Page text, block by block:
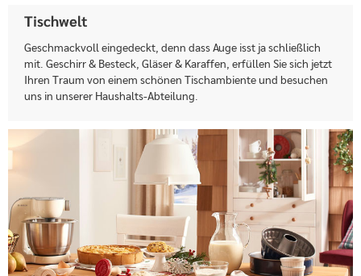
Tischwelt
Geschmackvoll eingedeckt, denn dass Auge isst ja schließlich
mit. Geschirr & Besteck, Gläser & Karaffen, erfüllen Sie sich jetzt
Ihren Traum von einem schönen Tischambiente und besuchen
uns in unserer Haushalts-Abteilung.